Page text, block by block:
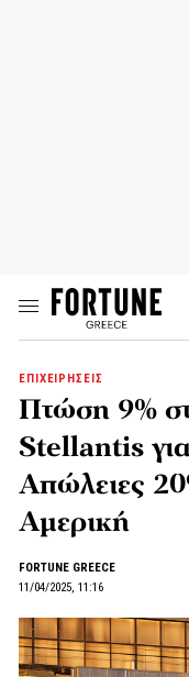
ΕΠΙΧΕΙΡΗΣΕΙΣ
Πτώση 9%
Stellantis
Απώλειες
Αμερική
FORTUNE GREECE
11/04/2025, 11:16